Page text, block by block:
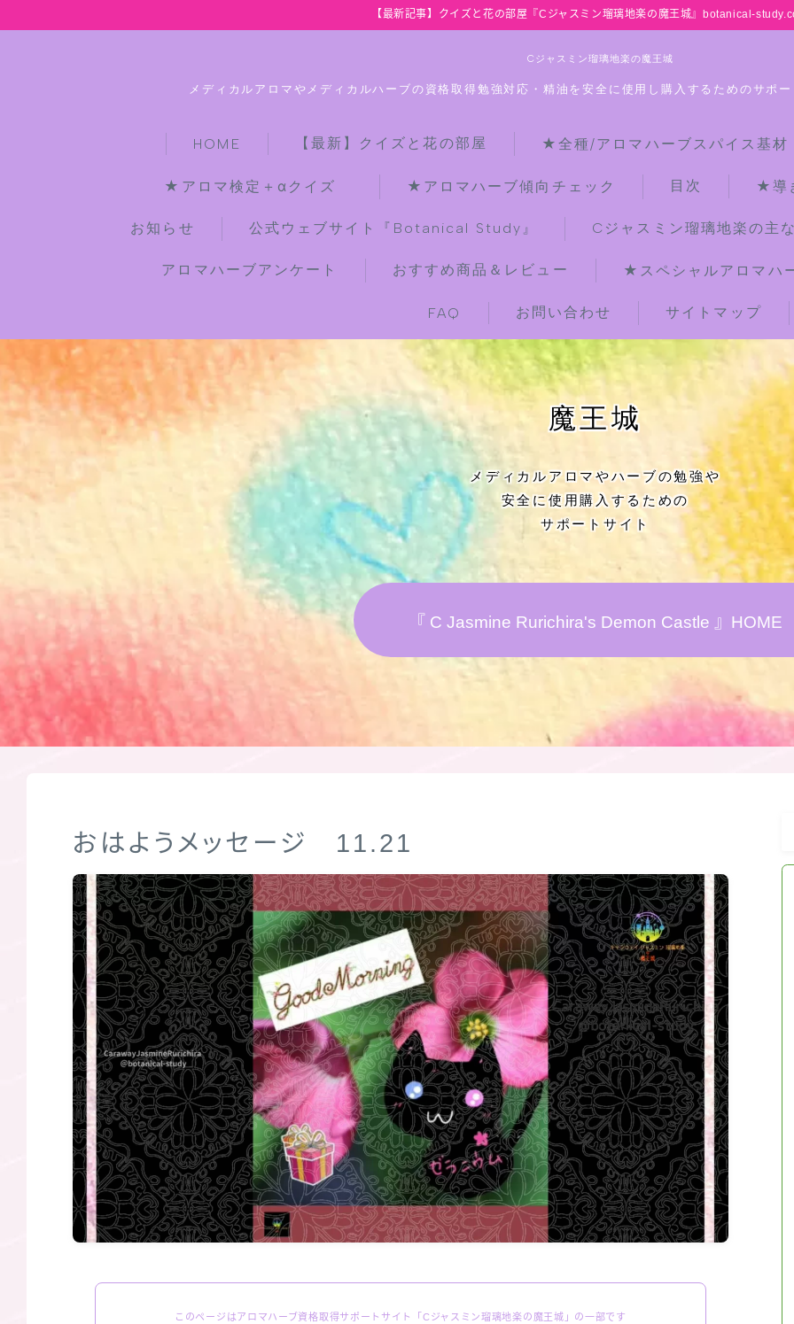
【最新記事】クイズと花の部屋『Cジャスミン瑠璃地楽の魔王城』botanical-
Cジャスミン瑠璃地楽の魔王城
メディカルアロマやメディカルハーブの資格取得勉強対応・精油を安全に使用し購入するためのサポ
HOME 【最新】クイズと花の部屋 ★全種/アロマハーブスパイス基
★アロマ検定＋αクイズ ★アロマハーブ傾向チェック 目次 ★導
お知らせ 公式ウェブサイト『Botanical Study』 Cジャスミン瑠璃地楽の主
アロマハーブアンケート おすすめ商品＆レビュー ★スペシャルアロマハ
FAQ お問い合わせ サイトマップ
【最新】クイズと花の部屋
★全種/アロマハーブスパイス基材 プ
★アロマ検定＋αクイズ
★アロマハーブ傾向チェック
★導きの階層図/目次
お知らせ
公式ウェブサイト『Botanical Study』
Cジャスミン瑠璃地楽の主な活動先リン
おすすめ商品＆レビュー
★スペシャルアロマハーブ４択クイズ
(kindle出版限定)
FAQ
お問い合わせ
サイトマップ
魔王城
メディカルアロマやハーブの勉強や
安全に使用購入するための
サポートサイト
『 C Jasmine Rurichira's Demon Castle 』HOME
おはようメッセージ 11.21
このページはアロマハーブ資格取得サポートサイト「Cジャスミン瑠璃地楽の魔王城」の一部です